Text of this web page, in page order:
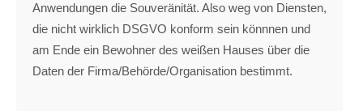
Anwendungen die Souveränität. Also weg von Diensten,
die nicht wirklich DSGVO konform sein könnnen und
am Ende ein Bewohner des weißen Hauses über die
Daten der Firma/Behörde/Organisation bestimmt.